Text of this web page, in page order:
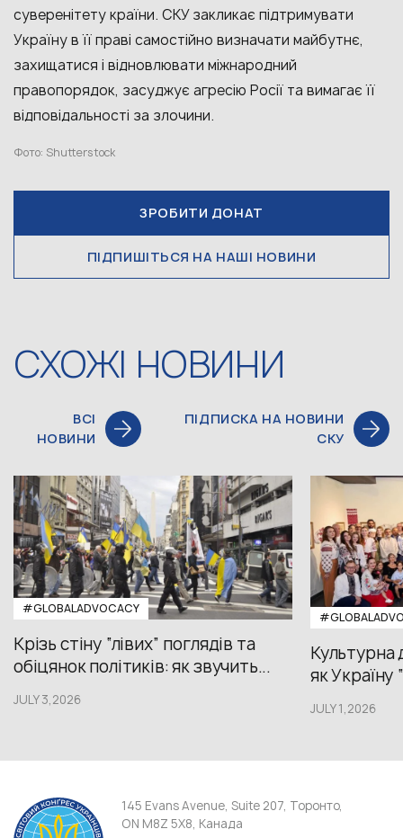
суверенітету країни. СКУ закликає підтримувати
Україну в її праві самостійно визначати майбутнє,
захищатися і відновлювати міжнародний
правопорядок, засуджує агресію Росії та вимагає її
відповідальності за злочини.
Фото: Shutterstock
ЗРОБИТИ ДОНАТ
ПІДПИШІТЬСЯ НА НАШІ НОВИНИ
СХОЖІ НОВИНИ
ВСІ
НОВИНИ
ПІДПИСКА НА НОВИНИ
СКУ
#GLOBALADVOCACY
Крізь стіну “лівих” поглядів та
обіцянок політиків: як звучить...
JULY 3,2026
Культурна
як
JULY 1,2026
145 Evans Avenue, Suite 207, Торонто,
ON M8Z 5X8, Канада